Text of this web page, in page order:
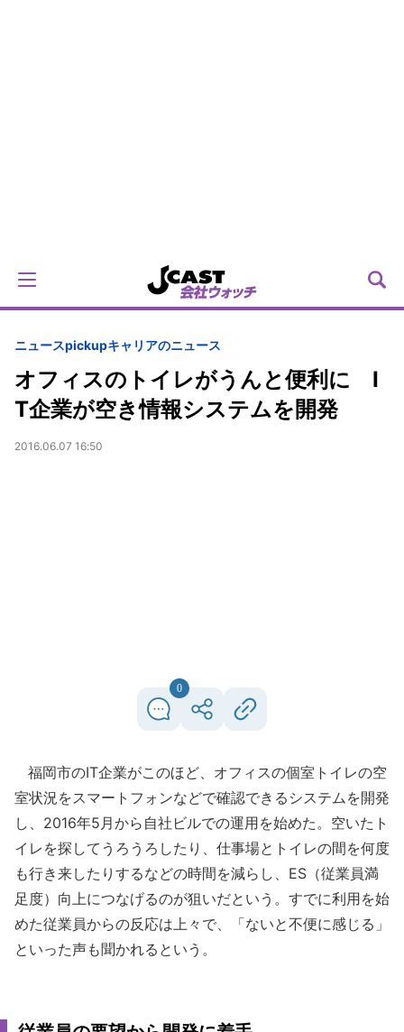
ニュースpickupキャリアのニュース
オフィスのトイレがうんと便利に I
T企業が空き情報システムを開発
2016.06.07 16:50
0
福岡市のIT企業がこのほど、オフィスの個室トイレの空
室状況をスマートフォンなどで確認できるシステムを開発
し、2016年5月から自社ビルでの運用を始めた。空いたト
イレを探してうろうろしたり、仕事場とトイレの間を何度
も行き来したりするなどの時間を減らし、ES（従業員満
足度）向上につなげるのが狙いだという。すでに利用を始
めた従業員からの反応は上々で、「ないと不便に感じる」
といった声も聞かれるという。